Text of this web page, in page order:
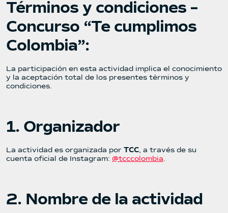
Términos y condiciones –
Concurso “Te cumplimos
Colombia”:
La participación en esta actividad implica el conocimiento
y la aceptación total de los presentes términos y
condiciones.
1. Organizador
La actividad es organizada por TCC, a través de su
cuenta oficial de Instagram: @tcccolombia.
2. Nombre de la actividad